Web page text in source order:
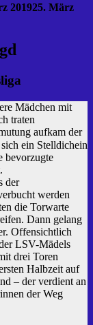
201925. März
Mädchen mit
traten
aufkam der
ein Stelldichein
bevorzugte
der
werden
die Torwarte
Dann gelang
Offensichtlich
LSV-Mädels
drei Toren
Halbzeit auf
– der verdient an
der Weg